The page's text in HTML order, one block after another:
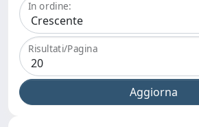
In ordine:
Risultati/Pagina